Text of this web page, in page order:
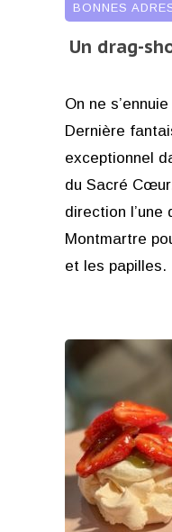
BONNES
Un drag-
On ne
Dernière
exceptionnel
du Sacré
direction
Montmartre
et les papilles.